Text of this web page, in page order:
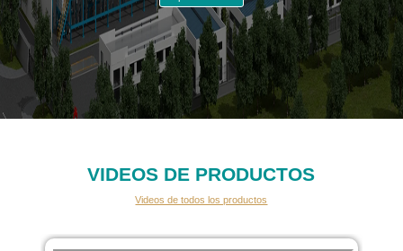
VIDEOS DE PRODUCTOS
Videos de todos los productos